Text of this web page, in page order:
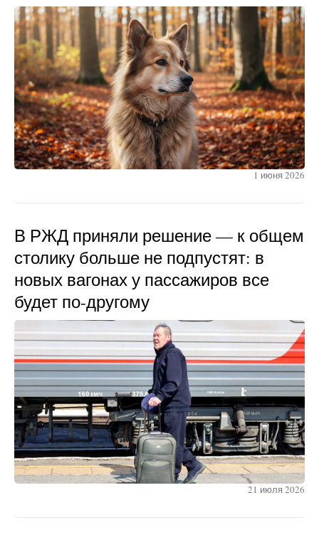
1 июня 2026
В РЖД приняли решение — к общем
столику больше не подпустят: в
новых вагонах у пассажиров все
будет по-другому
21 июля 2026